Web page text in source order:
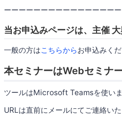
ーーーーーーーーーーーーーーー
当お申込みページは、主催
一般の方はこちらからお申込みくだ
本セミナーはWebセミナー
ツールはMicrosoft Teamsを使いま
URLは直前にメールにてご連絡いた